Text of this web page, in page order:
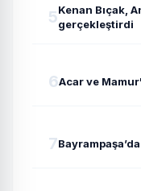
5Kenan Bıçak,
gerçekleştirdi
6Acar ve
7